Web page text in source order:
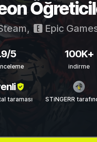
, Epic
5 100K+
indirme
taraması STiNGERR